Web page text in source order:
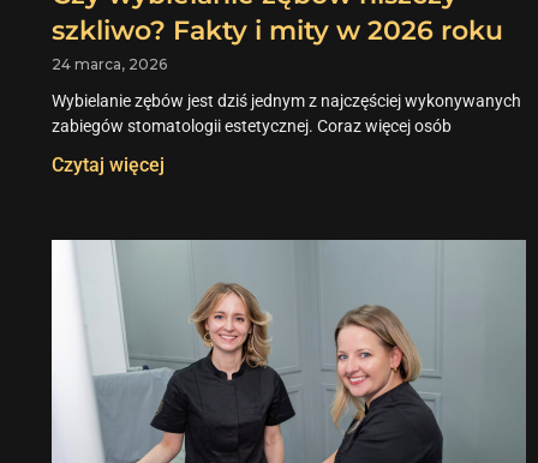
szkliwo? Fakty i mity w 2026 roku
24 marca, 2026
Wybielanie zębów jest dziś jednym z najczęściej wykonywanych
zabiegów stomatologii estetycznej. Coraz więcej osób
Czytaj więcej